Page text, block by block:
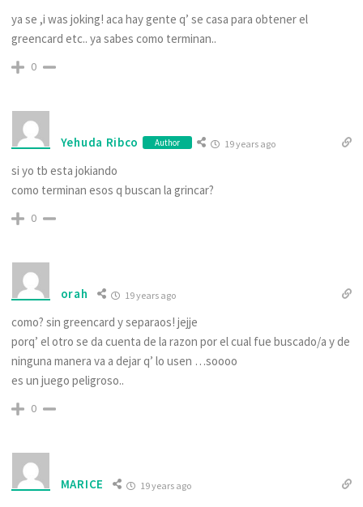
ya se ,i was joking! aca hay gente q’ se casa para obtener el
greencard etc.. ya sabes como terminan..
0
Yehuda Ribco Author 19 years ago
si yo tb esta jokiando
como terminan esos q buscan la grincar?
0
orah 19 years ago
como? sin greencard y separaos! jejje
porq’ el otro se da cuenta de la razon por el cual fue buscado/a y de
ninguna manera va a dejar q’ lo usen …soooo
es un juego peligroso..
0
MARICE 19 years ago